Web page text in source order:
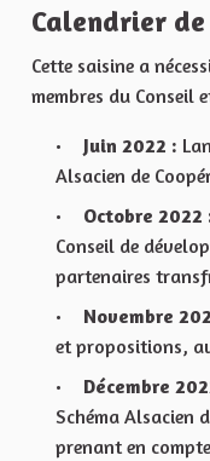
Calendrier
Cette saisine a
membres du Conseil
Juin 2022 :
Alsacien de
Octobre 2022
Conseil de
partenaires
Novembre
et propositions,
Décembre
Schéma Alsacien
prenant en